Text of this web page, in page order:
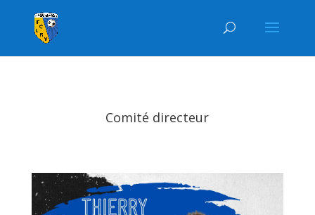
Comité directeur